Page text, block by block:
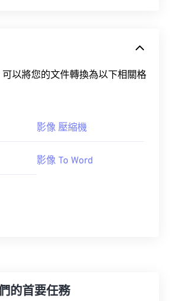
以將您的文件轉換為以下相關格
影像 壓縮機
影像 To Word
的首要任務